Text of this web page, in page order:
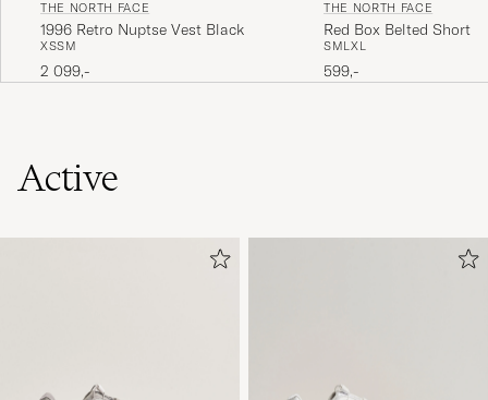
THE NORTH FACE
1996 Retro Nuptse Vest Black
XSSM
2 099,-
THE NORTH FACE
Red Box Belted Shorts
SMLXL
599,-
Active